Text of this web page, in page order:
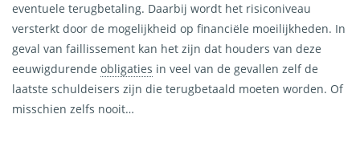
eventuele terugbetaling. Daarbij wordt het risiconiveau
versterkt door de mogelijkheid op financiële moeilijkheden. In
geval van faillissement kan het zijn dat houders van deze
eeuwigdurende obligaties in veel van de gevallen zelf de
laatste schuldeisers zijn die terugbetaald moeten worden. Of
misschien zelfs nooit…